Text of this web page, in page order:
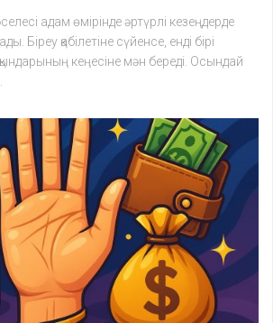
адам өмірінде әртүрлі кезеңдерде
Біреу қабілетіне сүйенсе, енді бірі
кеңесіне мән береді. Осындай